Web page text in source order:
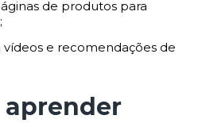
de produtos para
vídeos e recomendações de
aprender